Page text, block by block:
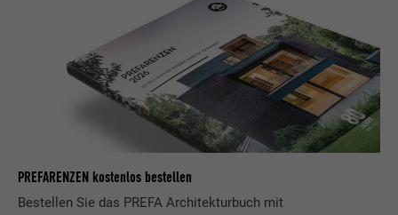
PREFARENZEN kostenlos bestellen
Bestellen Sie das PREFA Architekturbuch mit